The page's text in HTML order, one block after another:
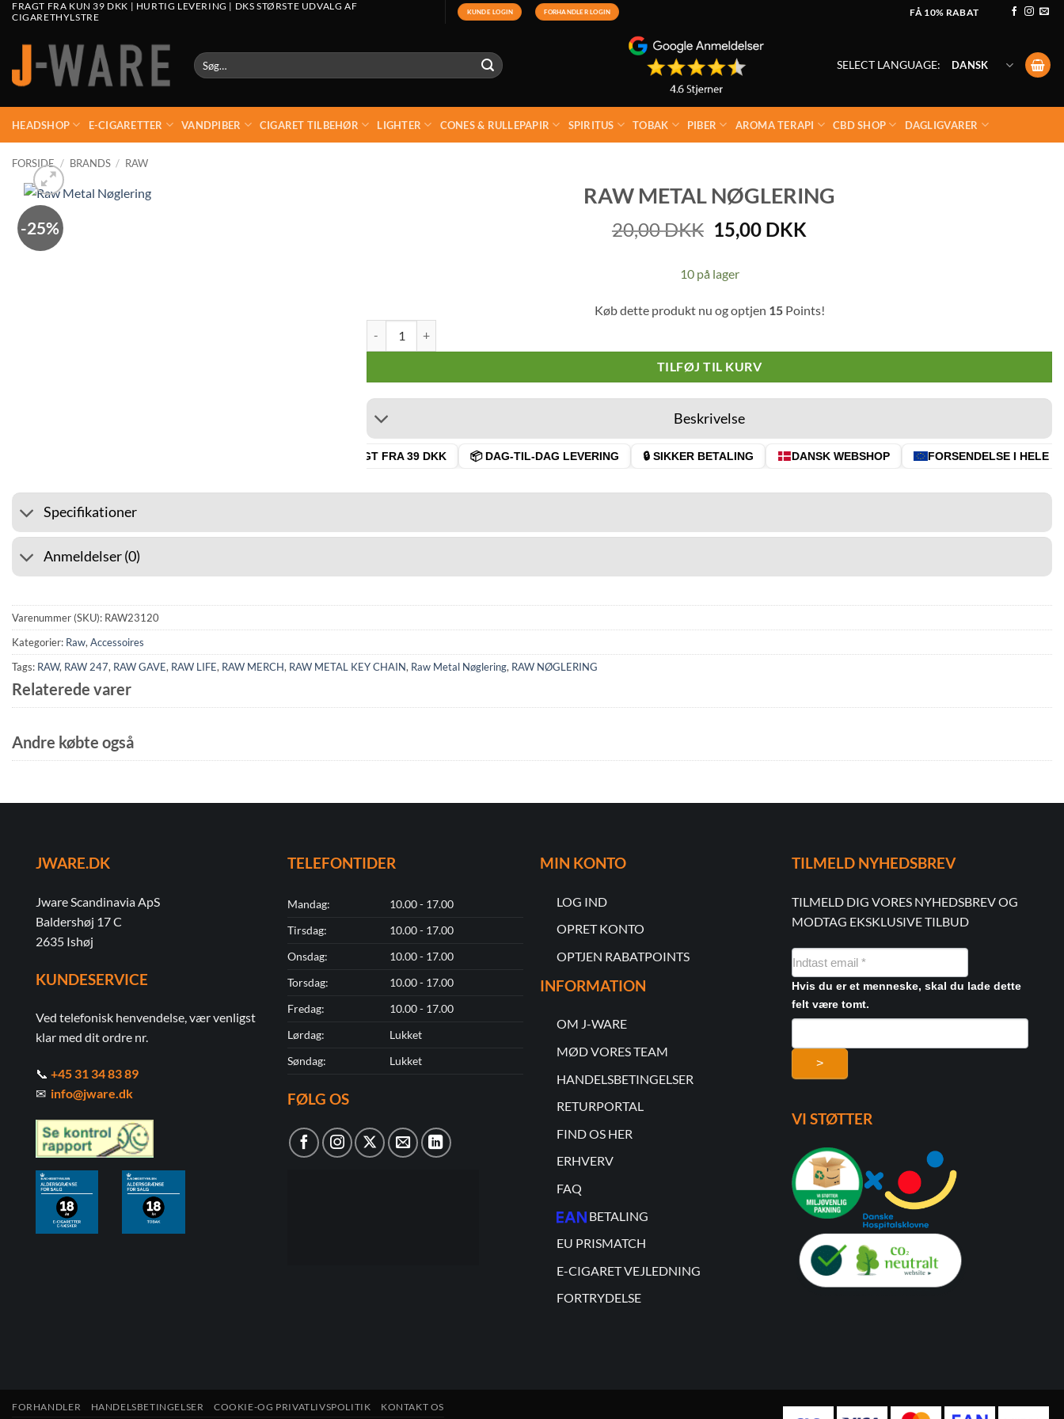
FRAGT FRA KUN 39 DKK | HURTIG LEVERING | DKS STØRSTE UDVALG AF
CIGARETHYLSTRE
KUNDE LOGIN FORHANDLER LOGIN FÅ 10% RABAT
Søg
efter:
SELECT LANGUAGE: DANSK
HEADSHOP E-CIGARETTER VANDPIBER CIGARET TILBEHØR LIGHTER CONES & RULLEPAPIR SPIRITUS TOBAK PIBER AROMA TERAPI CBD SHOP DAGLIGVARER
FORSIDE / BRANDS / RAW
-25%
RAW METAL NØGLERING
20,00DKK Den
oprindelige
pris
var:
20,00 DKK.
15,00 DKK
15,00 DKK.
10 på lager
Køb dette produkt nu og optjen 15Points!
TILFØJ TIL KURV
Beskrivelse
🚚 FRAGT FRA 39 DKK 📦 DAG-TIL-DAG LEVERING 🔒 SIKKER BETALING DANSK WEBSHOP FORSENDELSE I HELE EU
Specifikationer
Anmeldelser (0)
Varenummer (SKU): RAW23120
Kategorier: Raw, Accessoires
Tags: RAW, RAW 247, RAW GAVE, RAW LIFE, RAW MERCH, RAW METAL KEY CHAIN, Raw Metal Nøglering, RAW NØGLERING
Relaterede varer
Andre købte også
JWARE.DK
Jware Scandinavia ApS
Baldershøj 17 C
2635 Ishøj
KUNDESERVICE
Ved telefonisk henvendelse, vær venligst
klar med dit ordre nr.
📞 +45 31 34 83 89
✉ info@jware.dk
TELEFONTIDER
Mandag:
10.00 - 17.00
Tirsdag:
10.00 - 17.00
Onsdag:
10.00 - 17.00
Torsdag:
10.00 - 17.00
Fredag:
10.00 - 17.00
Lørdag:
Lukket
Søndag:
Lukket
FØLG OS
MIN KONTO
LOG IND
OPRET KONTO
OPTJEN RABATPOINTS
INFORMATION
OM J-WARE
MØD VORES TEAM
HANDELSBETINGELSER
RETURPORTAL
FIND OS HER
ERHVERV
FAQ
BETALING
EU PRISMATCH
E-CIGARET VEJLEDNING
FORTRYDELSE
TILMELD NYHEDSBREV
TILMELD DIG VORES NYHEDSBREV OG
MODTAG EKSKLUSIVE TILBUD
NYHEDSMAIL
FORMULAR
Hvis du er et menneske, skal du lade dette
felt være tomt.
>
VI STØTTER
FORHANDLER HANDELSBETINGELSER COOKIE-OG PRIVATLIVSPOLITIK KONTAKT OS